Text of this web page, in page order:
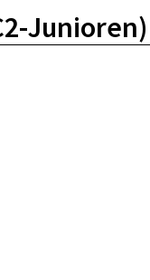
Junioren)